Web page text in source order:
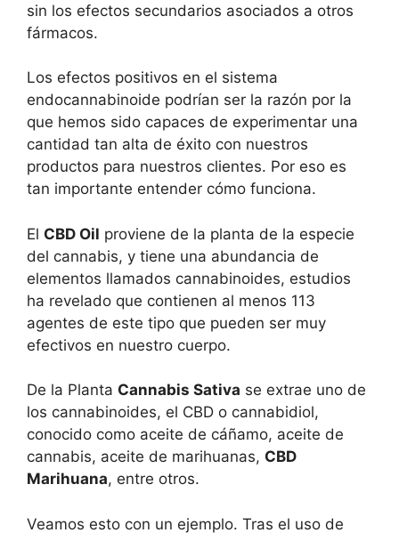
sin los efectos secundarios asociados a otros
fármacos.
Los efectos positivos en el sistema
endocannabinoide podrían ser la razón por la
que hemos sido capaces de experimentar una
cantidad tan alta de éxito con nuestros
productos para nuestros clientes. Por eso es
tan importante entender cómo funciona.
El CBD Oil proviene de la planta de la especie
del cannabis, y tiene una abundancia de
elementos llamados cannabinoides, estudios
ha revelado que contienen al menos 113
agentes de este tipo que pueden ser muy
efectivos en nuestro cuerpo.
De la Planta Cannabis Sativa se extrae uno de
los cannabinoides, el CBD o cannabidiol,
conocido como aceite de cáñamo, aceite de
cannabis, aceite de marihuanas, CBD
Marihuana, entre otros.
Veamos esto con un ejemplo. Tras el uso de